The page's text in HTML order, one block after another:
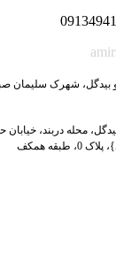
بیدگل، شهرک سلیمان
محله دربند،
همکف